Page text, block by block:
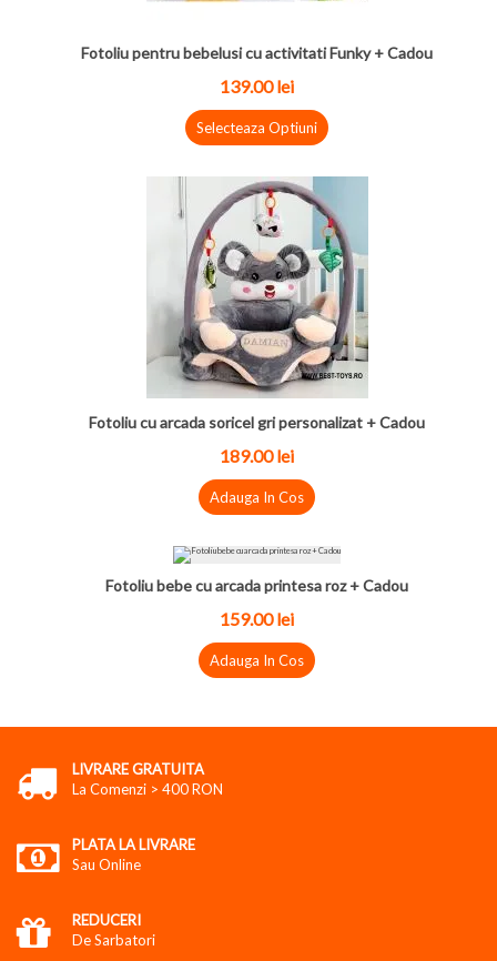
Fotoliu pentru bebelusi cu activitati Funky + Cadou
139.00lei
Selecteaza Optiuni
Fotoliu cu arcada soricel gri personalizat + Cadou
189.00lei
Adauga In Cos
Fotoliu bebe cu arcada printesa roz + Cadou
159.00lei
Adauga In Cos
LIVRARE GRATUITA
La Comenzi > 400 RON
PLATA LA LIVRARE
Sau Online
REDUCERI
De Sarbatori